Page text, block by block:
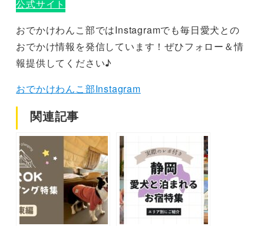
公式サイト
おでかけわんこ部ではInstagramでも毎日愛犬との
おでかけ情報を発信しています！ぜひフォロー＆情
報提供してください♪
おでかけわんこ部Instagram
関連記事